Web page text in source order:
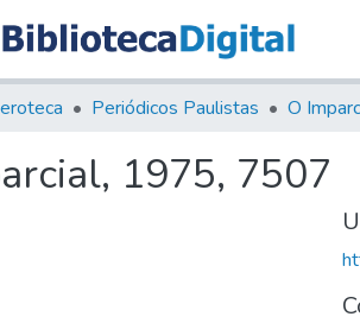
Periódicos Paulistas O
1975, 7507